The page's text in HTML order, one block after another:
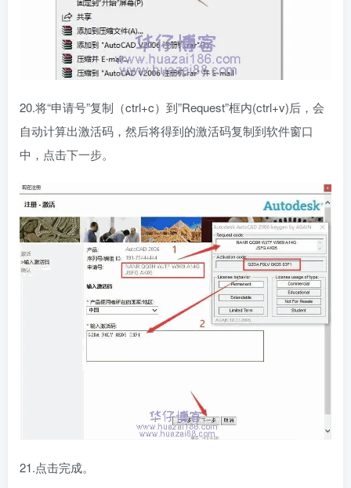
20.将“申请号”复制（ctrl+c）到”Request”框内(ctrl+v)后，会
自动计算出激活码，然后将得到的激活码复制到软件窗口
中，点击下一步。
21.点击完成。